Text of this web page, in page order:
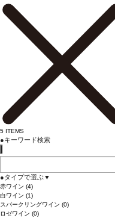
5 ITEMS
●キーワード検索
●タイプで選ぶ▼
赤ワイン (4)
白ワイン (1)
スパークリングワイン (0)
ロゼワイン (0)